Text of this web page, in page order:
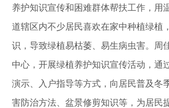
养护知识宣传和困难群体帮扶工作，用
道辖区内不少居民喜欢在家中种植绿植
识，导致绿植易枯萎、易生病虫害。周
中心，开展绿植养护知识宣传活动，通
演示、入户指导等方式，向居民普及冬
害防治方法、盆景修剪知识等，为居民